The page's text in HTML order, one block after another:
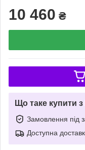
10 460 ₴
Що таке купити
Замовлення під
Доступна